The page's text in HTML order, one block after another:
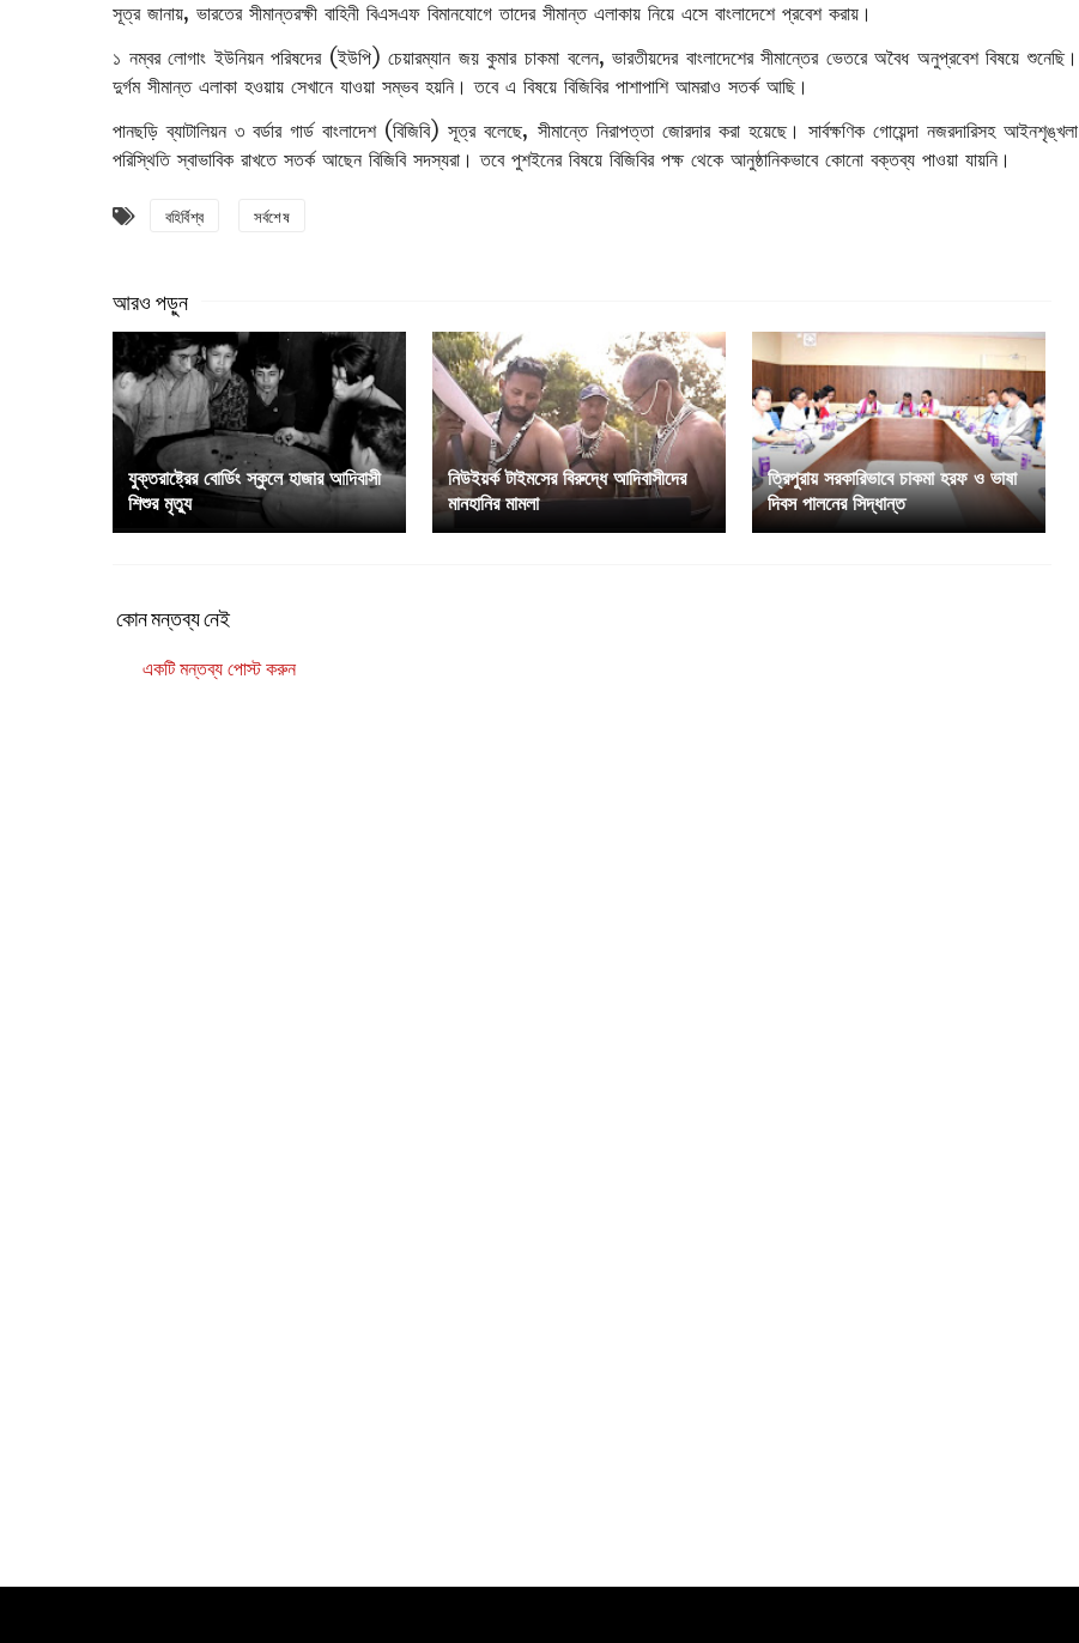
সূত্র জানায়, ভারতের সীমান্তরক্ষী বাহিনী বিএসএফ বিমানযোগে তাদের সীমান্ত এলাকায় নিয়ে এসে বাংলাদেশে প্রবেশ করায়।
১ নম্বর লোগাং ইউনিয়ন পরিষদের (ইউপি) চেয়ারম্যান জয় কুমার চাকমা বলেন, ভারতীয়দের বাংলাদেশের সীমান্তের ভেতরে অবৈধ অনুপ্রবেশ বিষয়ে শুনেছি।
দুর্গম সীমান্ত এলাকা হওয়ায় সেখানে যাওয়া সম্ভব হয়নি। তবে এ বিষয়ে বিজিবির পাশাপাশি আমরাও সতর্ক আছি।
পানছড়ি ব্যাটালিয়ন ৩ বর্ডার গার্ড বাংলাদেশ (বিজিবি) সূত্র বলেছে, সীমান্তে নিরাপত্তা জোরদার করা হয়েছে। সার্বক্ষণিক গোয়েন্দা নজরদারিসহ আইনশৃঙ্খলা
পরিস্থিতি স্বাভাবিক রাখতে সতর্ক আছেন বিজিবি সদস্যরা। তবে পুশইনের বিষয়ে বিজিবির পক্ষ থেকে আনুষ্ঠানিকভাবে কোনো বক্তব্য পাওয়া যায়নি।
বহির্বিশ্ব সর্বশেষ
যুক্তরাষ্ট্রের বোর্ডিং স্কুলে হাজার আদিবাসী
শিশুর মৃত্যু
নিউইয়র্ক টাইমসের বিরুদ্ধে আদিবাসীদের
মানহানির মামলা
ত্রিপুরায় সরকারিভাবে চাকমা হরফ ও ভাষা
দিবস পালনের সিদ্ধান্ত
কোন মন্তব্য নেই
একটি মন্তব্য পোস্ট করুন